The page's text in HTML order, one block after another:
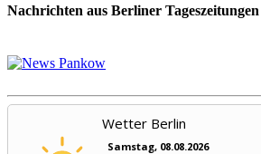
Nachrichten aus Berliner Tageszeitungen
Wetter Berlin
Samstag, 08.08.2026